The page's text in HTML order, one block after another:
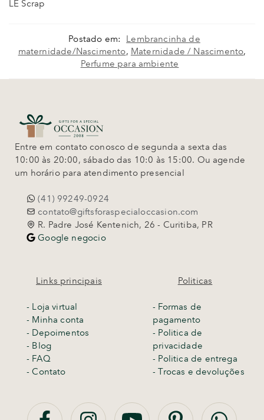
LE Scrap
Postado em:
Lembrancinha de
maternidade/Nascimento, Maternidade / Nascimento,
Perfume para ambiente
Entre em contato conosco de segunda a sexta das
10:00 às 20:00, sábado das 10:0 às 15:00. Ou agende
um horário para atendimento presencial
(41) 99249-0924
contato@giftsforaspecialoccasion.com
R. Padre José Kentenich, 26 - Curitiba, PR
Google negocio
Links principais
- Loja virtual
- Minha conta
- Depoimentos
- Blog
- FAQ
- Contato
Politicas
- Formas de
pagamento
- Politica de
privacidade
- Politica de entrega
-Trocas e devoluções